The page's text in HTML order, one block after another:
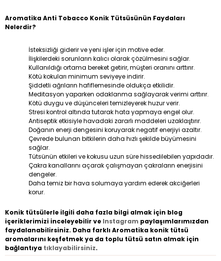
Aromatika Anti Tobacco Konik Tütsüsünün Faydaları
Nelerdir?
İsteksizliği giderir ve yeni işler için motive eder.
İlişkilerdeki sorunların kalıcı olarak çözülmesini sağlar.
Kullanıldığı ortama bereket getirir, müşteri oranını arttırır.
Kötü kokuları minimum seviyeye indirir.
Şiddetli ağrıların hafiflemesinde oldukça etkilidir.
Meditasyon yaparken odaklanma sağlayarak verimi arttırır.
Kötü duygu ve düşünceleri temizleyerek huzur verir.
Stresi kontrol altında tutarak hata yapmaya engel olur.
Antiseptik etkisiyle havadaki zararlı maddeleri uzaklaştırır.
Doğanın enerji dengesini koruyarak negatif enerjiyi azaltır.
Çevrede bulunan bitkilerin daha hızlı şekilde büyümesini
sağlar.
Tütsünün etkileri ve kokusu uzun süre hissedilebilen yapıdadır.
Çakra kanallarını açarak çalışmayan çakraların enerjisini
dengeler.
Daha temiz bir hava solumaya yardım ederek akciğerleri
korur.
Konik tütsülerle ilgili daha fazla bilgi almak için blog
içeriklerimizi inceleyebilir ve Instagram paylaşımlarımızdan
faydalanabilirsiniz. Daha farklı Aromatika konik tütsü
aromalarını keşfetmek ya da toplu tütsü satın almak için
bağlantıya tıklayabilirsiniz.